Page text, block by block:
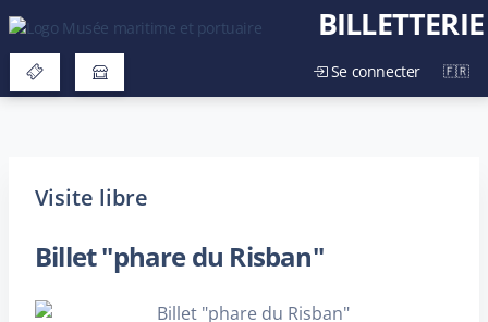
BILLETTERIE
Se connecter
Visite libre
Billet "phare du Risban"